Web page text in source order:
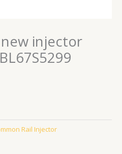
injector
Rail Injector